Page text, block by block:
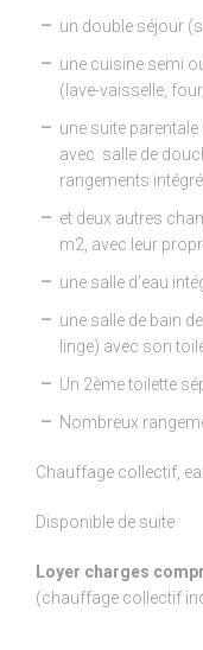
un double séjour
une cuisine semi
(lave-vaisselle,
une suite
avec salle de
rangements
et deux autres
m2, avec leur
une salle d’eau
une salle de bain
linge) avec son
Un 2ème toilette
Nombreux
Chauffage collectif,
Disponible de suite
Loyer charges
(chauffage collectif